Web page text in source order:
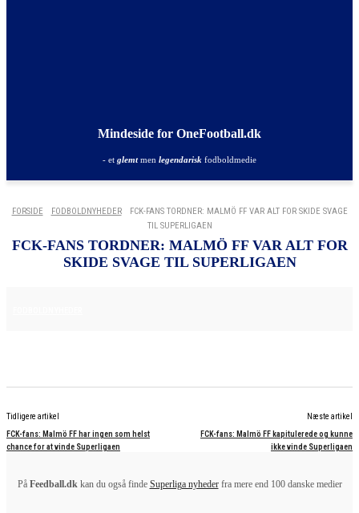
Mindeside for OneFootball.dk
- et glemtmen legendarisk fodboldmedie
FORSIDE FODBOLDNYHEDER
FCK-FANS TORDNER: MALMÖ FF VAR ALT FOR SKIDE SVAGE
TIL SUPERLIGAEN
FCK-FANS TORDNER: MALMÖ FF VAR ALT FOR
SKIDE SVAGE TIL SUPERLIGAEN
Tidligere artikel
FCK-fans: Malmö FF har ingen som helst
chance for at vinde Superligaen
Næste artikel
FCK-fans: Malmö FF kapitulerede og kunne
ikke vinde Superligaen
På Feedball.dkkan du også finde Superliga nyhederfra mere end 100 danske medier